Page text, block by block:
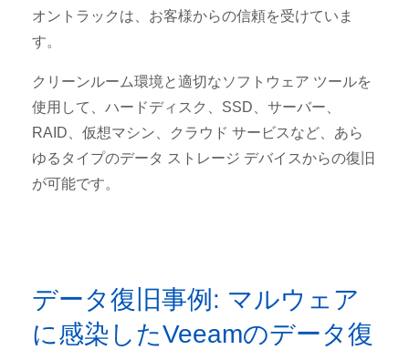
オントラックは、お客様からの信頼を受けていま
す。
クリーンルーム環境と適切なソフトウェア ツールを
使用して、ハードディスク、SSD、サーバー、
RAID、仮想マシン、クラウド サービスなど、あら
ゆるタイプのデータ ストレージ デバイスからの復旧
が可能です。
データ復旧事例: マルウェア
に感染したVeeamのデータ復